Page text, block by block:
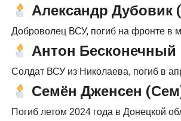
Александр Дубовик
Доброволец ВСУ, погиб на фронте в
Антон Бесконечный
Солдат ВСУ из Николаева, погиб в
Семён Дженсен
Погиб летом 2024 года в Донецкой